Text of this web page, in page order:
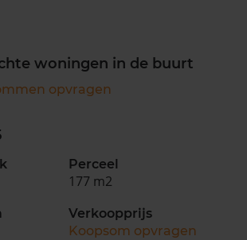
woningen in de buurt
opvragen
Perceel
177 m2
Verkoopprijs
Koopsom opvragen